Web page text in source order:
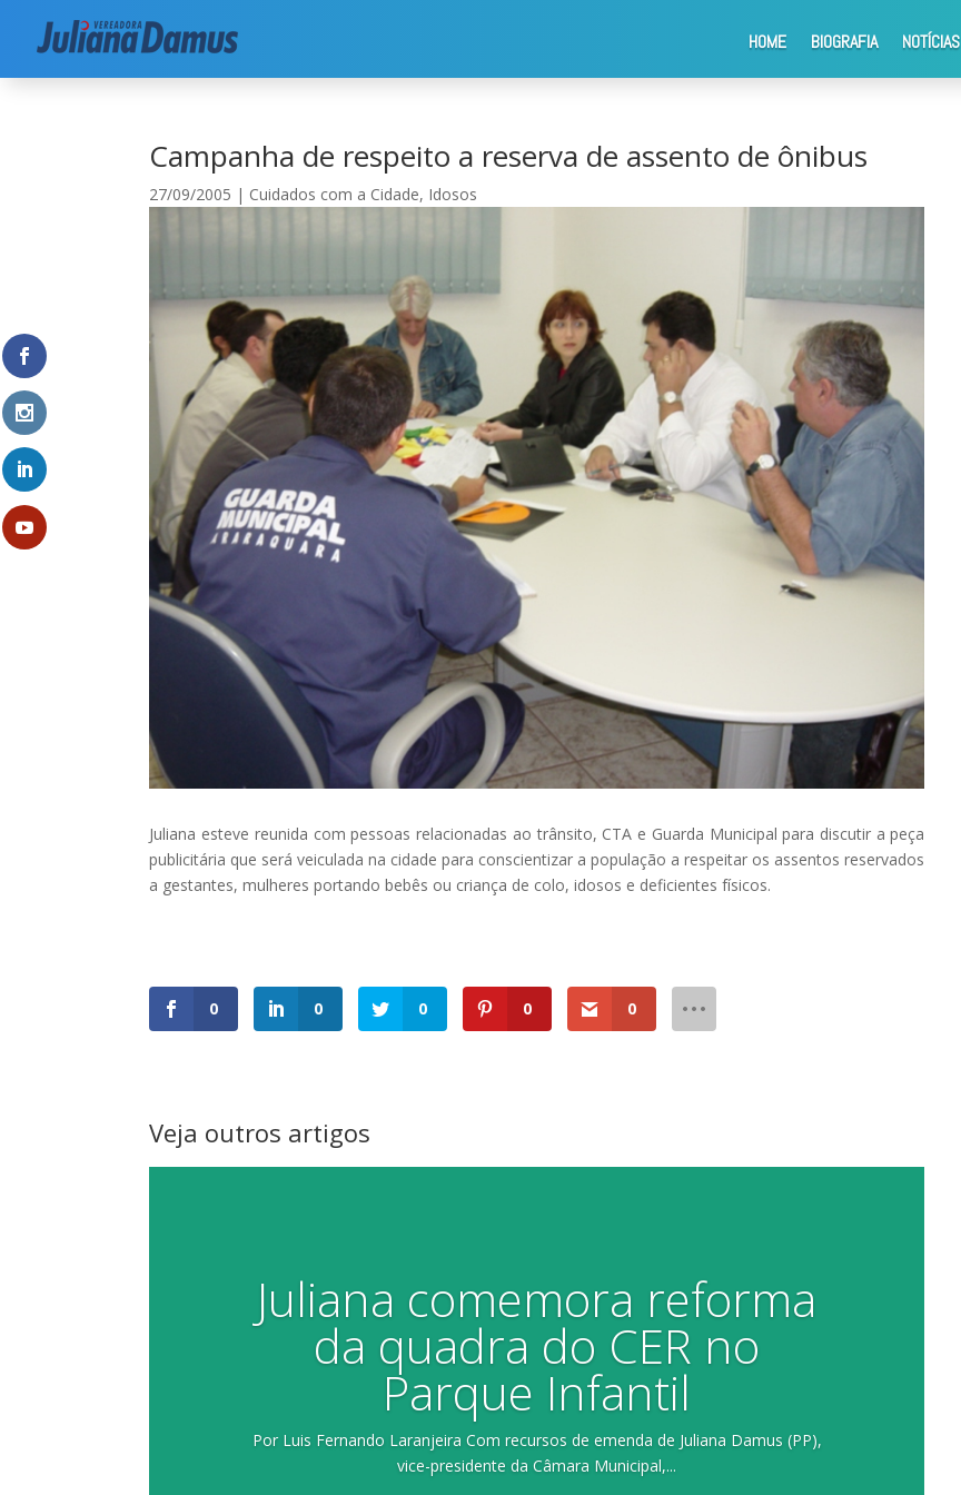
HOME BIOGRAFIA NOTÍCIAS
Início|Cuidados com a Cidade Campanha de respeito a reserva de assento de ônibus
Campanha de respeito a reserva de assento de ônibus
27/09/2005 | Cuidados com a Cidade, Idosos
Juliana esteve reunida com pessoas relacionadas ao trânsito, CTA e Guarda Municipal para discutir a peça
publicitária que será veiculada na cidade para conscientizar a população a respeitar os assentos reservados
a gestantes, mulheres portando bebês ou criança de colo, idosos e deficientes físicos.
0 0 0 0 0
Veja outros artigos
Juliana comemora reforma
da quadra do CER no
Parque Infantil
Por Luis Fernando Laranjeira Com recursos de emenda de Juliana Damus (PP),
vice-presidente da Câmara Municipal,...